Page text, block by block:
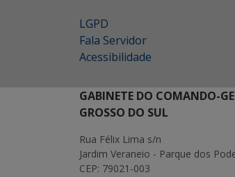
LGPD
Fala Servidor
Acessibilidade
GABINETE DO COMANDO-
GROSSO DO SUL
Rua Félix Lima s/n
Jardim Veraneio - Parque dos
CEP: 79021-003